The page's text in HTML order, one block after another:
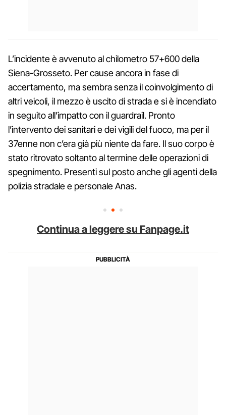
L’incidente è avvenuto al chilometro 57+600 della
Siena-Grosseto. Per cause ancora in fase di
accertamento, ma sembra senza il coinvolgimento di
altri veicoli, il mezzo è uscito di strada e si è incendiato
in seguito all’impatto con il guardrail. Pronto
l’intervento dei sanitari e dei vigili del fuoco, ma per il
37enne non c’era già più niente da fare. Il suo corpo è
stato ritrovato soltanto al termine delle operazioni di
spegnimento. Presenti sul posto anche gli agenti della
polizia stradale e personale Anas.
Continua a leggere su Fanpage.it